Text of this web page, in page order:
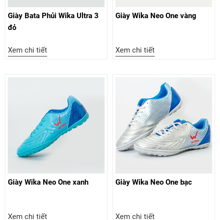
cho giầy đá bóng, đá banh:
chấn thương trong khi chơi bóng. Băng quấn giúp giảm
sự mỏi mệt của cơ bắp, củng cố cổ chân và giúp tăng
bạn ở vị trí đúng, tránh các chấn thương và tăng sự ổn
định khi chơi bóng.
Đai bảo vệ: Đai bảo vệ giúp bảo vệ cổ chân khỏi các va
chạm, trầy xước và chấn thương, đặc biệt là trong các
pha bóng đối đầu.
Tấm đệm: Tấm đệm giúp giảm áp lực và giữ cho cổ chân
của bạn được bảo vệ tốt hơn trong khi chơi bóng.
Găng tay: Găng tay được thiết kế để bảo vệ đôi tay của
pha bóng tầm thấp.
Túi đựng giày: Túi đựng giày giúp bảo vệ giày đá bóng,
Giày Bata Phủi Wika Ultra 3
đỏ
Xem chi tiết
Giày Wika Neo One vàng
Xem chi tiết
Giày Wika Neo One xanh
Xem chi tiết
Giày Wika Neo One bạc
Xem chi tiết